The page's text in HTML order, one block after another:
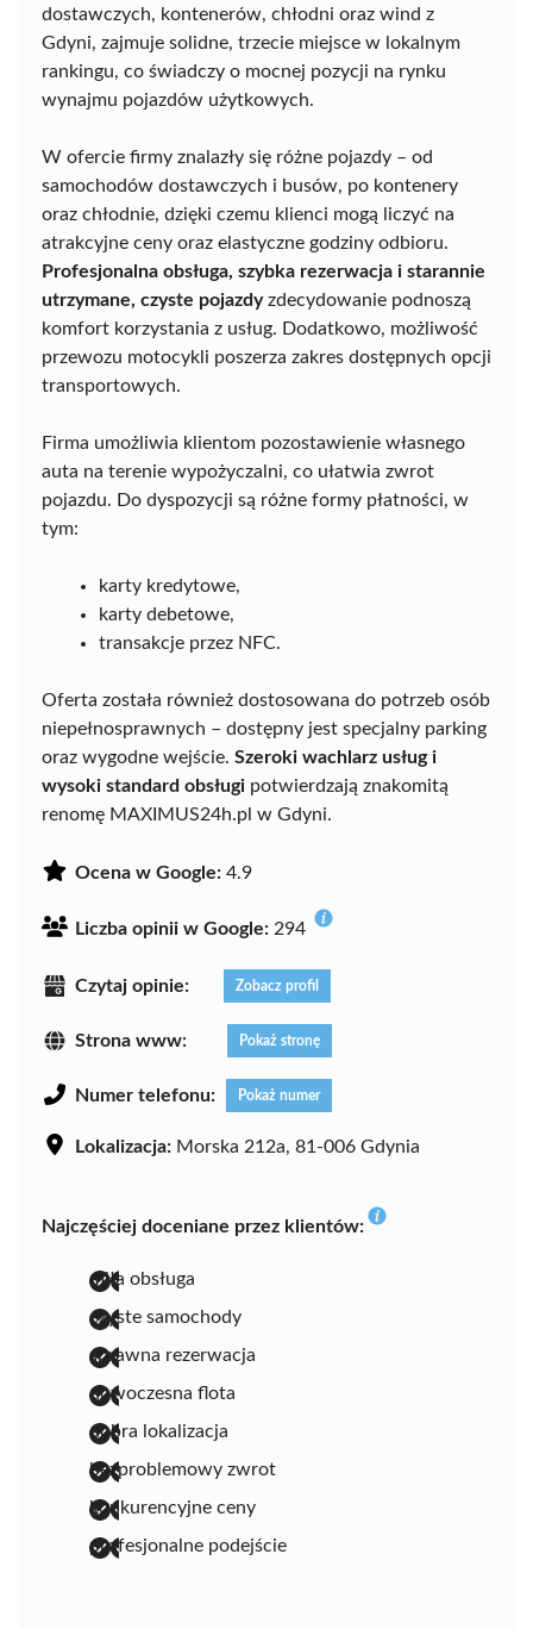
dostawczych, kontenerów, chłodni oraz wind z
Gdyni, zajmuje solidne, trzecie miejsce w lokalnym
rankingu, co świadczy o mocnej pozycji na rynku
wynajmu pojazdów użytkowych.
W ofercie firmy znalazły się różne pojazdy – od
samochodów dostawczych i busów, po kontenery
oraz chłodnie, dzięki czemu klienci mogą liczyć na
atrakcyjne ceny oraz elastyczne godziny odbioru.
Profesjonalna obsługa, szybka rezerwacja i starannie
utrzymane, czyste pojazdyzdecydowanie podnoszą
komfort korzystania z usług. Dodatkowo, możliwość
przewozu motocykli poszerza zakres dostępnych opcji
transportowych.
Firma umożliwia klientom pozostawienie własnego
auta na terenie wypożyczalni, co ułatwia zwrot
pojazdu. Do dyspozycji są różne formy płatności, w
tym:
karty kredytowe,
karty debetowe,
transakcje przez NFC.
Oferta została również dostosowana do potrzeb osób
niepełnosprawnych – dostępny jest specjalny parking
oraz wygodne wejście. Szeroki wachlarz usług i
wysoki standard obsługi potwierdzają znakomitą
renomę MAXIMUS24h.pl w Gdyni.
Ocena w Google: 4.9
Liczba opinii w Google: 294
Czytaj opinie: Zobacz profil
Strona www: Pokaż stronę
Numer telefonu: Pokaż numer
Lokalizacja: Morska 212a, 81-006 Gdynia
Najczęściej doceniane przez klientów:
miła obsługa
czyste samochody
sprawna rezerwacja
nowoczesna flota
dobra lokalizacja
bezproblemowy zwrot
konkurencyjne ceny
profesjonalne podejście